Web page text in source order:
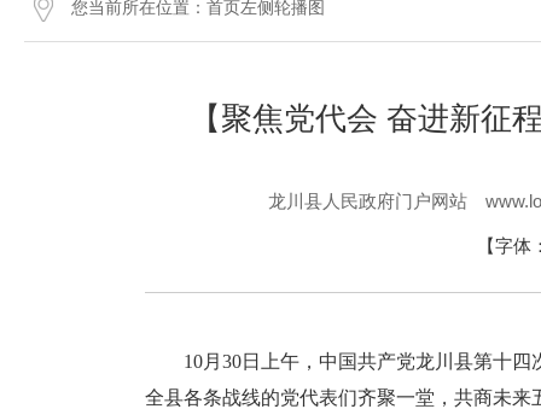
您当前所在位置： 首页左侧轮播图
【聚焦党代会 奋进新征
龙川县人民政府门户网站
【字体
10月30日上午，中国共产党龙川县第十四
全县各条战线的党代表们齐聚一堂，共商未